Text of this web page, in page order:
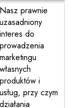
Nasz prawnie
uzasadniony
interes do
prowadzenia
marketingu
własnych
produktów i
usług, przy czym
działania